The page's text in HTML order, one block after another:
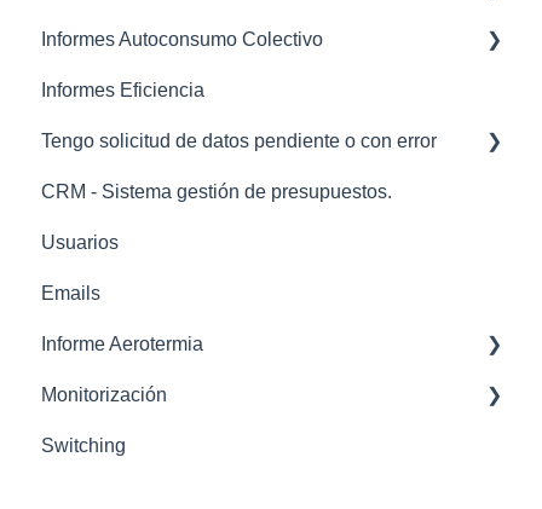
Generación Presupuesto Autoconsumo
FAQS Resultados y Cálculos de los Informes
Errores Típicos al Generar Informe
Informes Autoconsumo Colectivo
Creación Comunidades / Proyectos
Sección CUPS
Sección Histórico Informes
Sección Configuración
Informes Eficiencia
Tengo solicitud de datos pendiente o con error
codigos error
CRM - Sistema gestión de presupuestos.
Usuarios
Emails
Informe Aerotermia
Informe aerotermia
Monitorización
Configuración
Switching